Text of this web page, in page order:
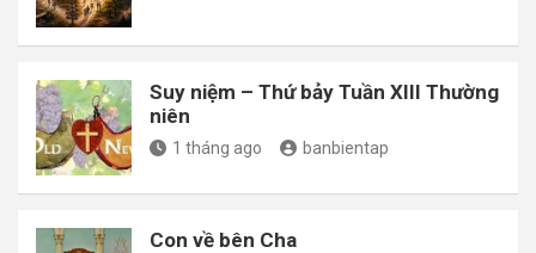
Suy niệm – Thứ bảy Tuần XIII Thường
niên
1 tháng ago banbientap
Con về bên Cha